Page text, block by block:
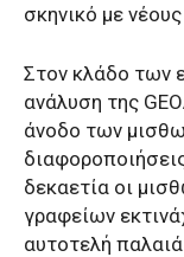
σκηνικό με
Στον κλάδο των
ανάλυση της
άνοδο των
δεκαετία οι
γραφείων
αυτοτελή